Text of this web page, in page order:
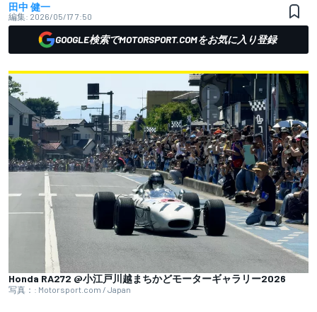
田中 健一
編集: 2026/05/17 7:50
GOOGLE検索でMOTORSPORT.COMをお気に入り登録
Honda RA272 @小江戸川越まちかどモーターギャラリー2026
写真：: Motorsport.com / Japan